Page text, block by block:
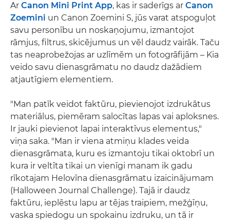
Ar Canon Mini Print App, kas ir saderīgs ar Canon
Zoemini un Canon Zoemini S, jūs varat atspoguļot
savu personību un noskaņojumu, izmantojot
rāmjus, filtrus, skicējumus un vēl daudz vairāk. Taču
tas neaprobežojas ar uzlīmēm un fotogrāfijām – Kia
veido savu dienasgrāmatu no daudz dažādiem
atjautīgiem elementiem.
"Man patīk veidot faktūru, pievienojot izdrukātus
materiālus, piemēram salocītas lapas vai aploksnes.
Ir jauki pievienot lapai interaktīvus elementus,"
viņa saka. "Man ir viena atmiņu klades veida
dienasgrāmata, kuru es izmantoju tikai oktobrī un
kura ir veltīta tikai un vienīgi manam ik gadu
rīkotajam Helovīna dienasgrāmatu izaicinājumam
(Halloween Journal Challenge). Tajā ir daudz
faktūru, ieplēstu lapu ar tējas traipiem, mežģīņu,
vaska spiedogu un spokainu izdruku, un tā ir